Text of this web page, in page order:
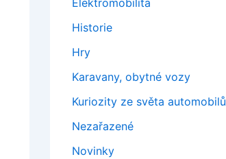
Elektromobilita
Historie
Hry
Karavany, obytné vozy
Kuriozity ze světa automobilů
Nezařazené
Novinky